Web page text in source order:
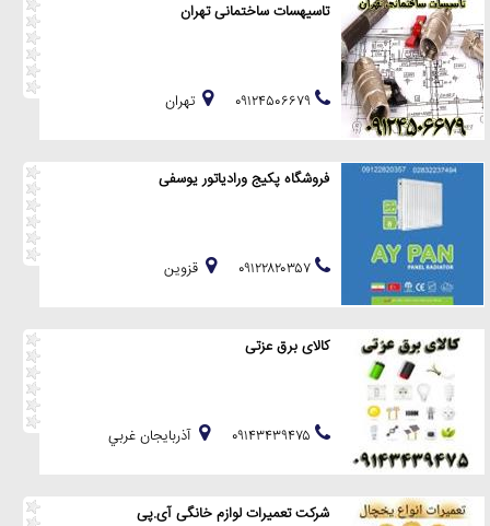
تاسیهسات ساختمانی تهران
تهران
فروشگاه پکیج ورادیاتور یوسفی
قزوين
کالای برق عزتی
آذربايجان غربي
شرکت تعمیرات لوازم خانگی آی.پی